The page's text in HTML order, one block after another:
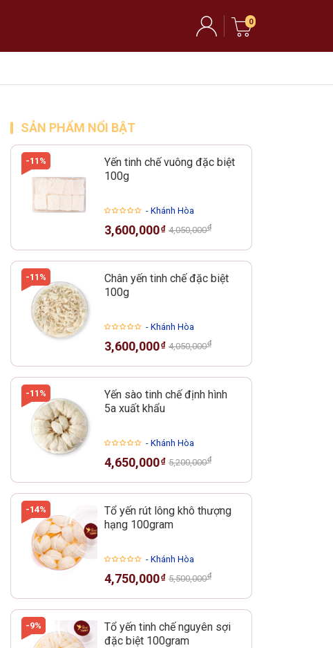
0
SẢN PHẨM NỔI BẬT
-11%
Yến tinh chế vuông đặc biệt
100g
- Khánh Hòa
3,600,000₫ 4,050,000₫
-11%
Chân yến tinh chế đặc biệt
100g
- Khánh Hòa
3,600,000₫ 4,050,000₫
-11%
Yến sào tinh chế định hình
5a xuất khẩu
- Khánh Hòa
4,650,000₫ 5,200,000₫
-14%
Tổ yến rút lông khô thượng
hạng 100gram
- Khánh Hòa
4,750,000₫ 5,500,000₫
-9%
Tổ yến tinh chế nguyên sợi
đặc biệt 100gram